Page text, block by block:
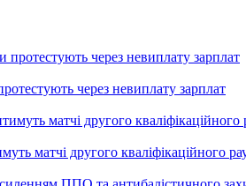
через невиплату зарплат
матчі другого кваліфікаційного